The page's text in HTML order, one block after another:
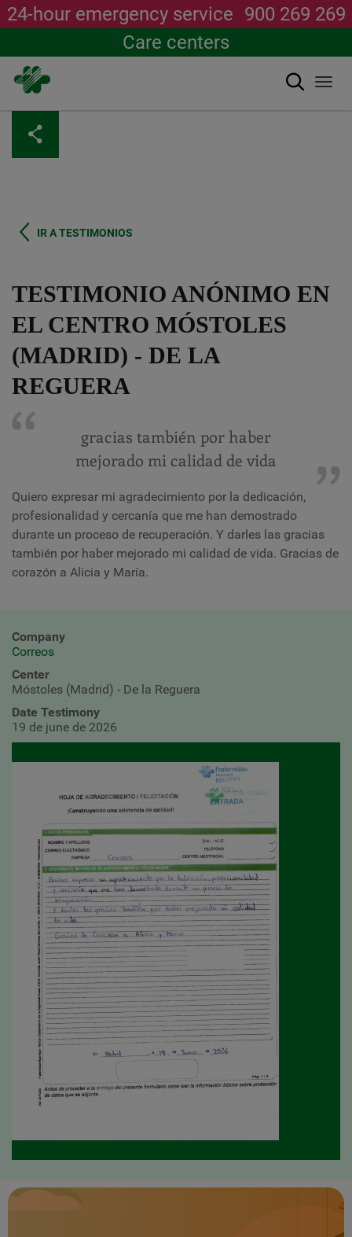
content
24-hour emergency service 900 269 269
Care centers
Search
IR A TESTIMONIOS
TESTIMONIO ANÓNIMO EN
EL CENTRO MÓSTOLES
(MADRID) - DE LA
REGUERA
gracias también por haber
mejorado mi calidad de vida
Quiero expresar mi agradecimiento por la dedicación,
profesionalidad y cercanía que me han demostrado
durante un proceso de recuperación. Y darles las gracias
también por haber mejorado mi calidad de vida. Gracias de
corazón a Alicia y María.
Company
Correos
Center
Móstoles (Madrid) - De la Reguera
Date Testimony
19 de june de 2026